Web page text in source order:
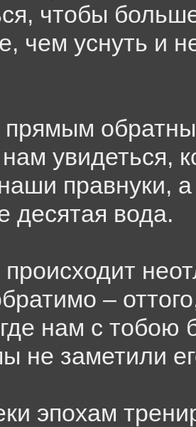
чтобы
чем уснуть и
увидеться,
правнуки, а
десятая вода.
происходит
–
нам с тобою
не заметили
эпохам